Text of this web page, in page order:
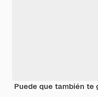
Puede que también